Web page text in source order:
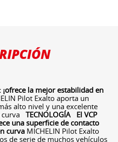
la mejor estabilidad en
Pilot Exalto aporta un
alto nivel y una excelente
curva TECNOLOGÍA
El VCP
una superficie de contacto
curva MICHELIN Pilot Exalto
de serie de muchos vehículos